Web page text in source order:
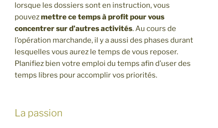
lorsque les dossiers sont en instruction, vous
pouvezmettre ce temps à profit pour vous
concentrer sur d’autres activités. Au cours de
l’opération marchande, il y a aussi des phases durant
lesquelles vous aurez le temps de vous reposer.
Planifiez bien votre emploi du temps afin d’user des
temps libres pour accomplir vos priorités.
La passion